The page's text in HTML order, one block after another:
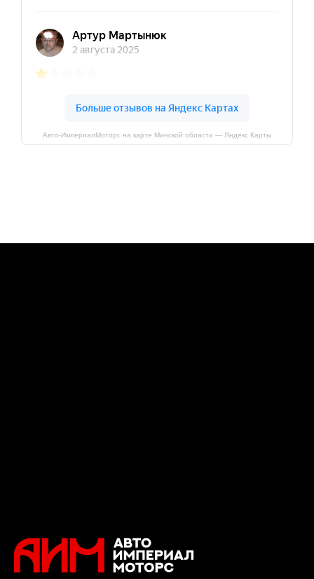
Авто-ИмпериалМоторс на карте Минской области — Яндекс Карты